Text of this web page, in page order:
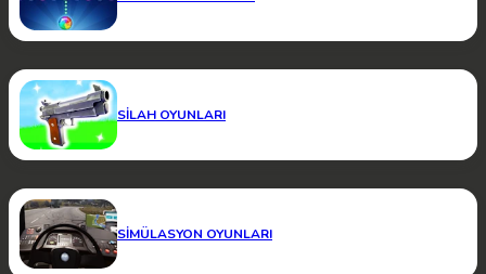
SILAH OYUNLARI
SIMÜLASYON OYUNLARI